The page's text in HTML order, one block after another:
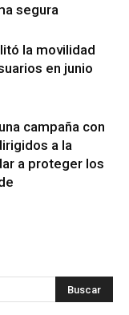
segura
la movilidad
en junio
campaña con
a la
a proteger los